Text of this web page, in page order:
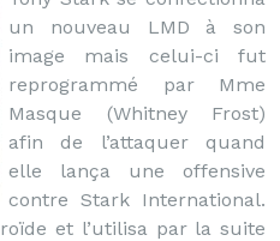
un nouveau LMD à son
image mais celui-ci fut
reprogrammé par Mme
Masque (Whitney Frost)
afin de l’attaquer quand
elle lança une offensive
contre Stark International.
et l’utilisa par la suite